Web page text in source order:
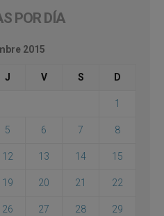
POR DÍA
2015
J V S D
1
5 6 7 8
12 13 14 15
19 20 21 22
26 27 28 29